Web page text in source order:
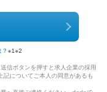
？※1※2
信ボタンを押すと求人企業の採用
記についてご本人の同意があるも